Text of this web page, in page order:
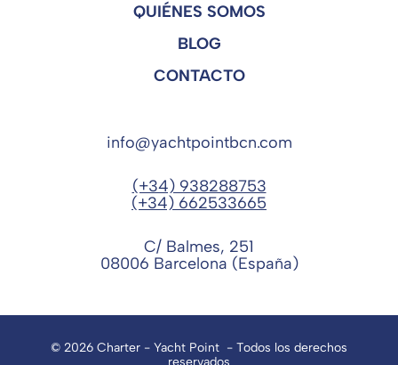
QUIÉNES SOMOS
BLOG
CONTACTO
info@yachtpointbcn.com
(+34) 938288753
(+34) 662533665
C/ Balmes, 251
08006 Barcelona (España)
© 2026 Charter - Yacht Point - Todos los derechos
reservados